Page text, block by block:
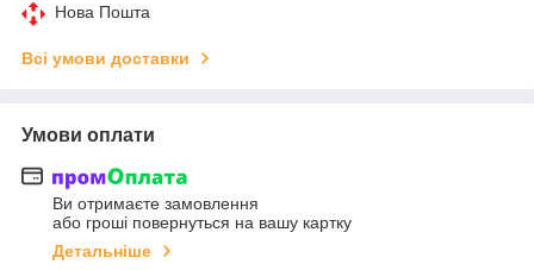
Нова Пошта
Всі умови доставки
Умови оплати
Ви отримаєте замовлення
або гроші повернуться на вашу картку
Детальніше